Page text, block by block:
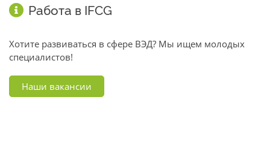
Работа в IFCG
Хотите развиваться в сфере ВЭД? Мы ищем молодых
специалистов!
Наши вакансии